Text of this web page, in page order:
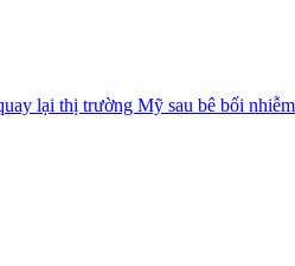
lại thị trường Mỹ sau bê bối nhiễm